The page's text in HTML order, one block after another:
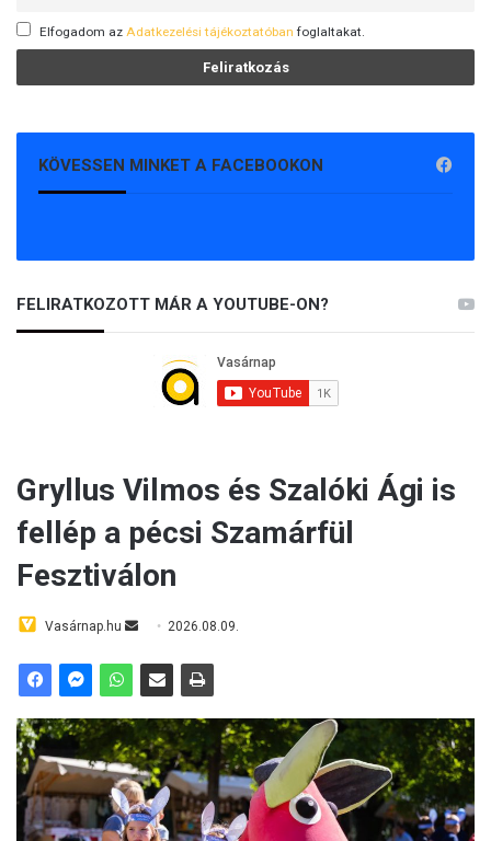
Elfogadom az Adatkezelési tájékoztatóban foglaltakat.
KÖVESSEN MINKET A FACEBOOKON
FELIRATKOZOTT MÁR A YOUTUBE-ON?